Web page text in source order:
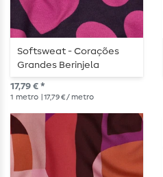
Softsweat - Corações
Grandes Berinjela
Magenta Felpudo
17,79 € *
1 metro | 17,79 € / metro